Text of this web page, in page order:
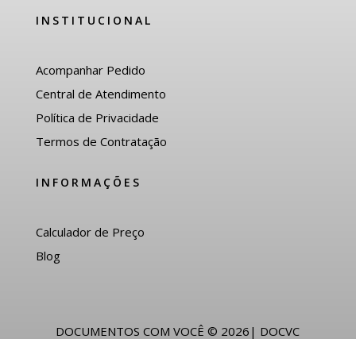
INSTITUCIONAL
Acompanhar Pedido
Central de Atendimento
Política de Privacidade
Termos de Contratação
INFORMAÇÕES
Calculador de Preço
Blog
DOCUMENTOS COM VOCÊ © 2026| DOCVC